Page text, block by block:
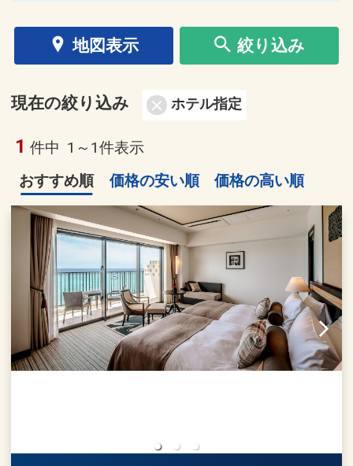
地図表示 絞り込み
現在の絞り込み ホテル指定
1 件中 1～1件表示
おすすめ順
価格の安い順 価格の高い順